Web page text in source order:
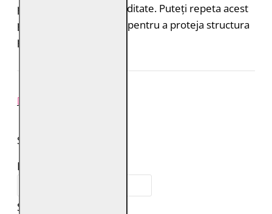
proteja de ploaie și umiditate. Puteți repeta acest
proces de 1-2 ori pe an pentru a proteja structura
pielii.
SPUNE-ŢI PAREREA
Numele tău:
Scrie review: